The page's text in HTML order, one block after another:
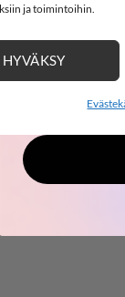
ja toimintoihin.
HYVÄKSY
2
02
days